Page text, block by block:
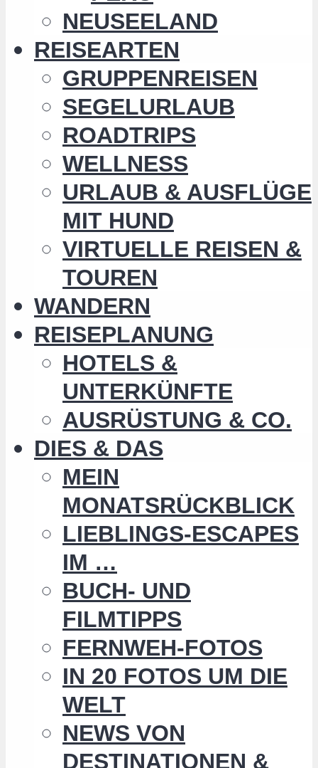
NEUSEELAND
REISEARTEN
GRUPPENREISEN
SEGELURLAUB
ROADTRIPS
WELLNESS
URLAUB & AUSFLÜGE
MIT HUND
VIRTUELLE REISEN &
TOUREN
WANDERN
REISEPLANUNG
HOTELS &
UNTERKÜNFTE
AUSRÜSTUNG & CO.
DIES & DAS
MEIN
MONATSRÜCKBLICK
LIEBLINGS-ESCAPES
IM …
BUCH- UND
FILMTIPPS
FERNWEH-FOTOS
IN 20 FOTOS UM DIE
WELT
NEWS VON
DESTINATIONEN &